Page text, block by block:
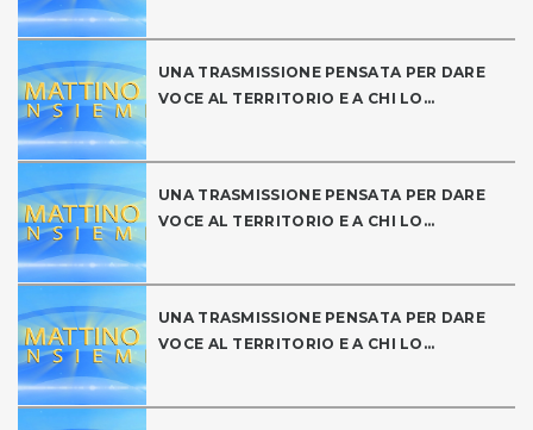
UNA TRASMISSIONE PENSATA PER DARE
VOCE AL TERRITORIO E A CHI LO...
UNA TRASMISSIONE PENSATA PER DARE
VOCE AL TERRITORIO E A CHI LO...
UNA TRASMISSIONE PENSATA PER DARE
VOCE AL TERRITORIO E A CHI LO...